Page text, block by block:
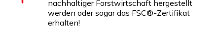
nachhaltiger Forstwirtschaft hergestellt
werden oder sogar das FSC®-Zertifikat
erhalten!